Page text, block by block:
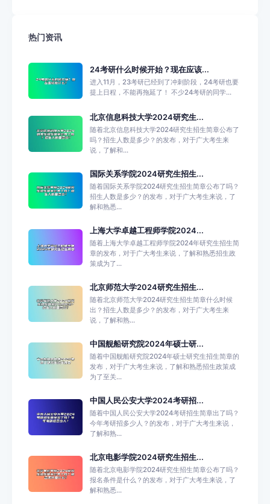
热门资讯
24考研什么时候开始？现在应该...
进入11月，23考研已经到了冲刺阶段，24考研也要
提上日程，不能再拖延了！ 不少24考研的同学...
北京信息科技大学2024研究生...
随着北京信息科技大学2024研究生招生简章公布了
吗？招生人数是多少？的发布，对于广大考生来
说，了解和...
国际关系学院2024研究生招生...
随着国际关系学院2024研究生招生简章公布了吗？
招生人数是多少？的发布，对于广大考生来说，了
解和熟悉...
上海大学卓越工程师学院2024...
随着上海大学卓越工程师学院2024年研究生招生简
章的发布，对于广大考生来说，了解和熟悉招生政
策成为了...
北京师范大学2024研究生招生...
随着北京师范大学2024研究生招生简章什么时候
出？招生人数是多少？的发布，对于广大考生来
说，了解和熟...
中国舰船研究院2024年硕士研...
随着中国舰船研究院2024年硕士研究生招生简章的
发布，对于广大考生来说，了解和熟悉招生政策成
为了至关...
中国人民公安大学2024考研招...
随着中国人民公安大学2024考研招生简章出了吗？
今年考研招多少人？的发布，对于广大考生来说，
了解和熟...
北京电影学院2024研究生招生...
随着北京电影学院2024研究生招生简章公布了吗？
报名条件是什么？的发布，对于广大考生来说，了
解和熟悉...